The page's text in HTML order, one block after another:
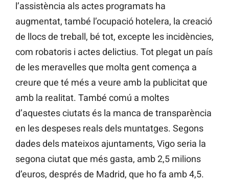
l’assistència als actes programats ha
augmentat, també l’ocupació hotelera, la creació
de llocs de treball, bé tot, excepte les incidències,
com robatoris i actes delictius. Tot plegat un país
de les meravelles que molta gent comença a
creure que té més a veure amb la publicitat que
amb la realitat. També comú a moltes
d’aquestes ciutats és la manca de transparència
en les despeses reals dels muntatges. Segons
dades dels mateixos ajuntaments, Vigo seria la
segona ciutat que més gasta, amb 2,5 milions
d’euros, després de Madrid, que ho fa amb 4,5.